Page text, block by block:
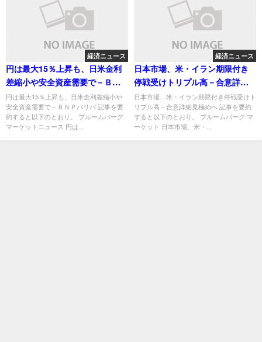
経済ニュース
円は最大15％上昇も、日米金利
差縮小や安全資産需要で－ＢＮ
Ｐパリバ
円は最大15％上昇も、日米金利差縮小や
安全資産需要で－ＢＮＰパリバ 記事を要
約すると以下のとおり。 ブルームバーグ
マーケットニュース 円は...
経済ニュース
日本市場、米・イラン期限付き
停戦受けトリプル高－合意詳細
見極めへ
日本市場、米・イラン期限付き停戦受けト
リプル高－合意詳細見極めへ 記事を要約
すると以下のとおり。 ブルームバーグ マ
ーケット 日本市場、米・...